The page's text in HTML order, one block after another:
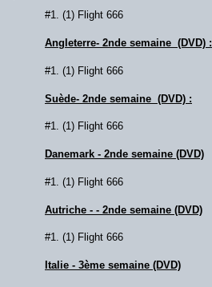
#1. (1) Flight 666
Angleterre- 2nde semaine (DVD) :
#1. (1) Flight 666
Suède- 2nde semaine (DVD) :
#1. (1) Flight 666
Danemark - 2nde semaine (DVD)
#1. (1) Flight 666
Autriche - - 2nde semaine (DVD)
#1. (1) Flight 666
Italie - 3ème semaine (DVD)